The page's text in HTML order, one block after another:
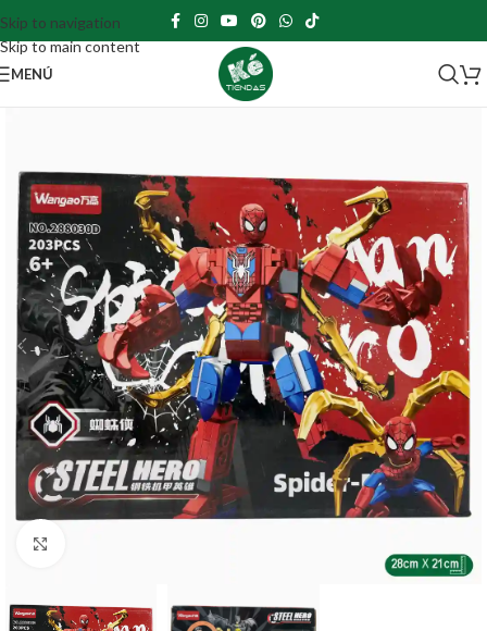
Skip to navigation
Skip to main content
MENÚ